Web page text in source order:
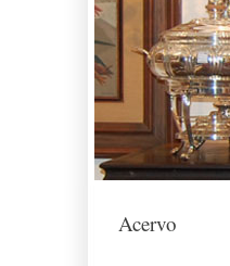
Acervo